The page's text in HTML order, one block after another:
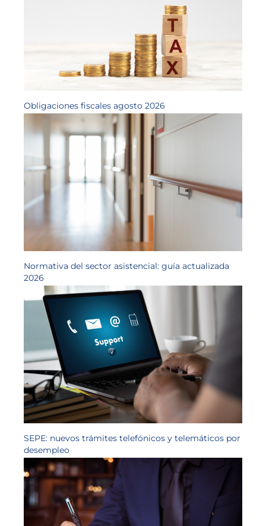
Obligaciones fiscales agosto 2026
Normativa del sector asistencial: guía actualizada
2026
SEPE: nuevos trámites telefónicos y telemáticos por
desempleo